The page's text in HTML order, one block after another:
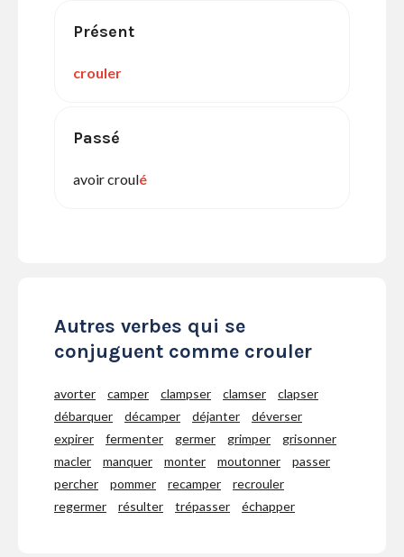
Présent
crouler
Passé
avoir croulé
Autres verbes qui se
conjuguent comme crouler
avorter camper clampser clamser
clapser
débarquer
décamper déjanter
déverser
expirer
fermenter germer grimper
grisonner
macler
manquer monter moutonner
passer
percher
pommer recamper
recrouler
regermer
résulter trépasser échapper